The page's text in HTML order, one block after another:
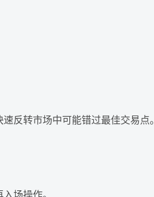
反转市场中可能错过最佳交易点。
场操作。